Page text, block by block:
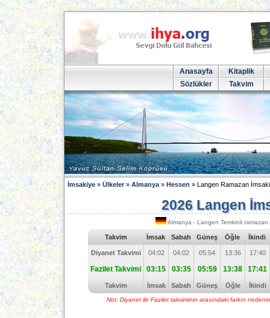
Anasayfa
Kitaplik
Sözlükler
Takvim
İmsakiye » Ülkeler» Almanya » Hessen » Langen Ramazan
2026 Langen
Almanya - Langen Temkinli ramazan
Takvim İmsak Sabah Güneş Öğle İkindi
Diyanet Takvimi 04:02 04:02 05:54 13:36 17:40
Fazilet Takvimi 03:15 03:35 05:59 13:38 17:41
Takvim İmsak Sabah Güneş Öğle İkindi
Not: Diyanet ile Fazilet takviminin arasındaki farkın